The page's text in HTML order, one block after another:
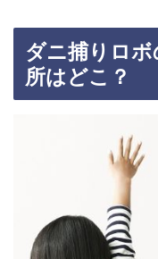
ダニ捕りロ
所はどこ？